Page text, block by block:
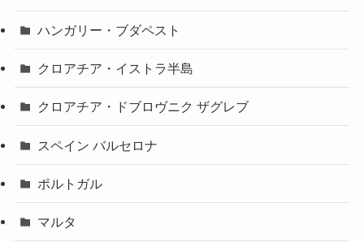
ハンガリー・ブダペスト
クロアチア・イストラ半島
クロアチア・ドブロヴニク ザグレブ
スペイン バルセロナ
ポルトガル
マルタ